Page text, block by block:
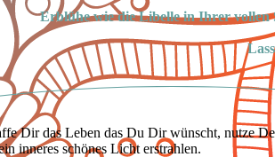
Erblühe wie die Libelle in Ihrer vollen
Dir das Leben das Du Dir wünscht, nutze
inneres schönes Licht erstrahlen.